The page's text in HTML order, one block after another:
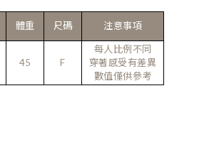
體重 尺碼 注意事項
45 F
每人比例不同
穿著感受有差異
數值僅供參考